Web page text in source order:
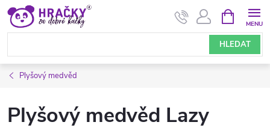
Přejít
obsah
HLEDAT
NÁKUPNÍ
KOŠÍK
Plyšový medvěd
Plyšový medvěd Lazy